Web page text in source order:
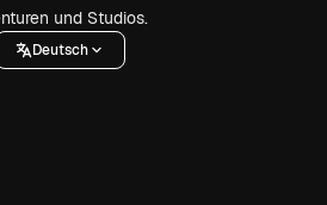
und Studios.
Deutsch